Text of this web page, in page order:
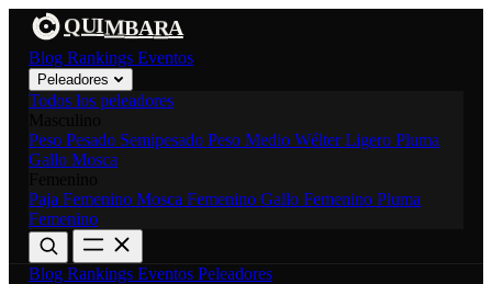
QUIMBARA
Blog Rankings Eventos
Peleadores
Todos los peleadores
Peso Pesado Semipesado Peso Medio WélterLigero Pluma
Gallo Mosca
Paja Femenino Mosca Femenino Gallo Femenino Pluma
Femenino
Blog Rankings Eventos Peleadores